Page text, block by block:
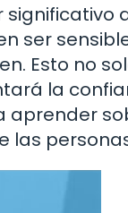
ser
Esto no
la
las